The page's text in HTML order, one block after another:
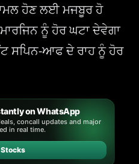
ਹੋਣ ਲਈ ਮਜਬੂਰ ਹੋ
ਨੂੰ ਹੋਰ ਘਟਾ ਦੇਵੇਗਾ
ਸਪਿਨ-ਆਫ ਦੇ ਰਾਹ ਨੂੰ ਹੋਰ
on WhatsApp
concall updates and major
in real time.